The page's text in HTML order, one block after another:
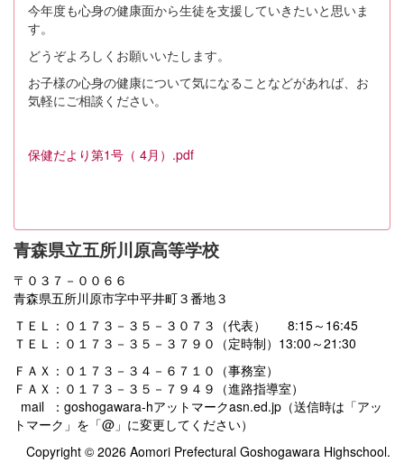
今年度も心身の健康面から生徒を支援していきたいと思いま
す。
どうぞよろしくお願いいたします。
お子様の心身の健康について気になることなどがあれば、お
気軽にご相談ください。
保健だより第1号（ 4月）.pdf
青森県立五所川原高等学校
〒０３７－００６６
青森県五所川原市字中平井町３番地３
ＴＥＬ：０１７３－３５－３０７３（代表） 8:15～16:45
ＴＥＬ：０１７３－３５－３７９０（定時制）13:00～21:30
ＦＡＸ：０１７３－３４－６７１０（事務室）
ＦＡＸ：０１７３－３５－７９４９（進路指導室）
mail ：goshogawara-hアットマークasn.ed.jp（送信時は「アッ
トマーク」を「@」に変更してください）
Copyright © 2026 Aomori Prefectural Goshogawara Highschool.